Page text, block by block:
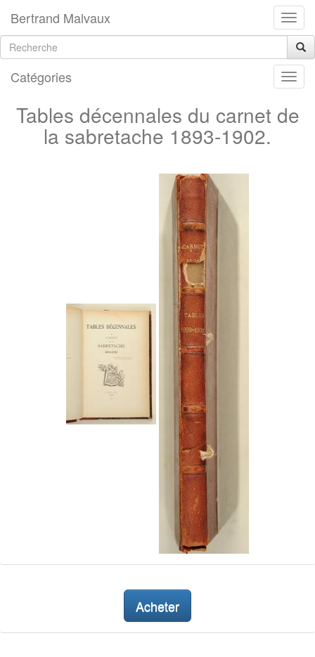
Bertrand Malvaux
Catégories
Tables décennales du carnet de
la sabretache 1893-1902.
Acheter